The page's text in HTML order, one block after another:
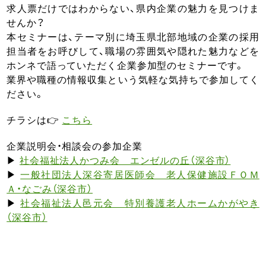
求人票だけではわからない、県内企業の魅力を見つけま
せんか？
本セミナーは、テーマ別に埼玉県北部地域の企業の採用
担当者をお呼びして、職場の雰囲気や隠れた魅力などを
ホンネで語っていただく企業参加型のセミナーです。
業界や職種の情報収集という気軽な気持ちで参加してく
ださい。
チラシは👉 こちら
企業説明会・相談会の参加企業
▶ 社会福祉法人かつみ会 エンゼルの丘（深谷市）
▶一般社団法人深谷寄居医師会 老人保健施設ＦＯＭ
Ａ・なごみ（深谷市）
▶社会福祉法人邑元会 特別養護老人ホームかがやき
（深谷市）